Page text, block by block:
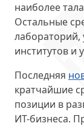
наиболее
Остальные
институтов и
Последняя
кратчайшие
позиции в
ИТ-бизнеса.